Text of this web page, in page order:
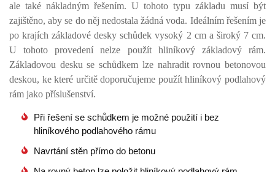
ale také nákladným řešením. U tohoto typu základu musí být
zajištěno, aby se do něj nedostala žádná voda. Ideálním řešením je
po krajích základové desky schůdek vysoký 2 cm a široký 7 cm.
U tohoto provedení nelze použít hliníkový základový rám.
Základovou desku se schůdkem lze nahradit rovnou betonovou
deskou, ke které určitě doporučujeme použít hliníkový podlahový
rám jako příslušenství.
Při řešení se schůdkem je možné použití i bez
hliníkového podlahového rámu
Navrtání stěn přímo do betonu